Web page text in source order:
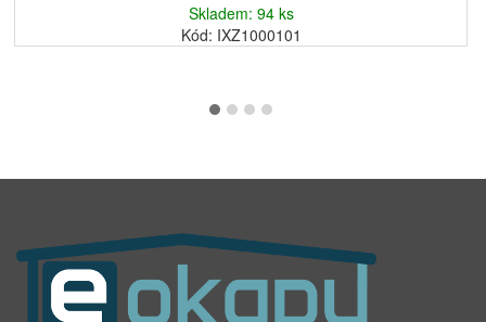
Skladem: 94 ks
Kód: IXZ1000101